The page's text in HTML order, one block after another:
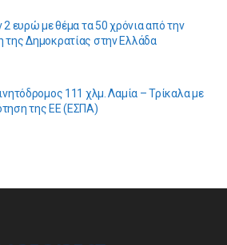
ευρώ με θέμα τα 50 χρόνια από την
της Δημοκρατίας στην Ελλάδα
111 χλμ. Λαμία – Τρίκαλα με
της ΕE (ΕΣΠΑ)